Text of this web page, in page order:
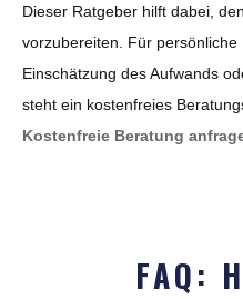
Dieser Ratgeber hilft dabei,
vorzubereiten. Für
Einschätzung des Aufwands
steht ein kostenfreies
Kostenfreie Beratung
FAQ: